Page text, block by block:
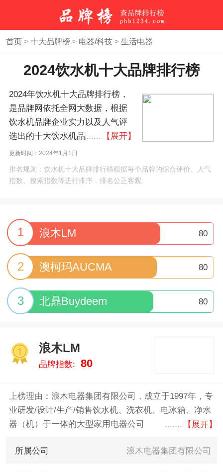
首页> 十大品牌榜> 电器/科技> 生活电器
2024饮水机十大品牌排行榜
2024年饮水机十大品牌排行榜，
是品牌网依托全网大数据，根据
饮水机品牌企业实力以及人气评
选出的十大饮水机品牌排行榜，
饮水机10大品牌榜。如果您正在
查找饮水机什么牌子好？本饮水
机品牌排名榜单可作为您选购、
【展开】
更新时间：2024年1月1日
排名规则：饮水机十大品牌排行榜根据每个品牌的综合评价、人气
指数、搜索指数等进行排序，排名公正客观。
1 浪木LM 80
2 澳柯玛AUCMA 80
3 北鼎Buydeem 80
浪木LM
品牌指数: 80
上榜理由：浪木电器集团有限公司，成立于1997年，专
业研发/设计/生产/销售饮水机、洗衣机、电冰箱、净水
器（机）于一体的大型家用电器公司
【展开】
所属公司 浪木电器集团有限公司